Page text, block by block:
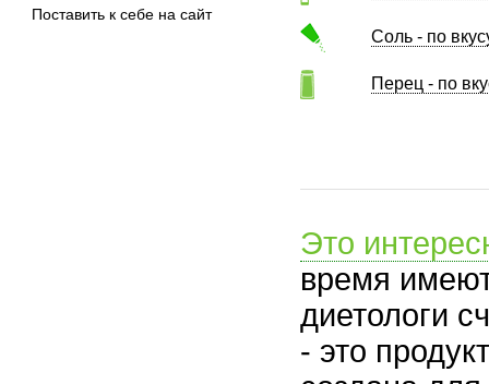
Поставить к себе на сайт
Соль - по
Перец - по
Это
время
диетологи
- это